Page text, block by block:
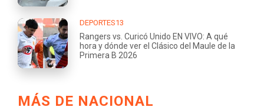
DEPORTES13
Rangers vs. Curicó Unido EN VIVO: A qué
hora y dónde ver el Clásico del Maule de la
Primera B 2026
MÁS DE NACIONAL